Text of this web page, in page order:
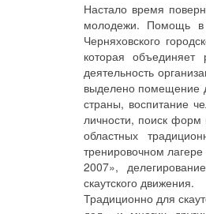
Настало время
молодежи. Помощь в
Черняховского
которая
деятельность
выделено помещение
страны, воспитание
личности, поиск форм
областных
тренировочном
2007»,
скаутского движения.
Традиционно для